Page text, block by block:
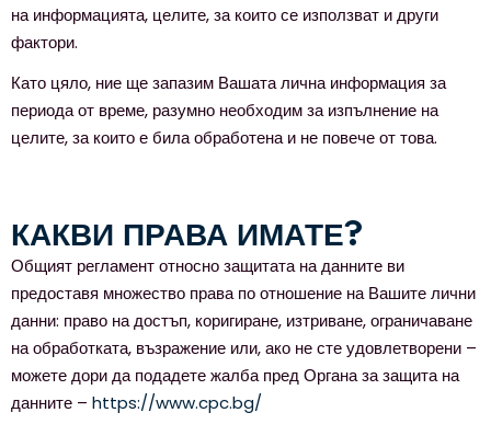
на информацията, целите, за които се използват и други
фактори.
Като цяло, ние ще запазим Вашата лична информация за
периода от време, разумно необходим за изпълнение на
целите, за които е била обработена и не повече от това.
КАКВИ ПРАВА ИМАТЕ?
Общият регламент относно защитата на данните ви
предоставя множество права по отношение на Вашите лични
данни: право на достъп, коригиране, изтриване, ограничаване
на обработката, възражение или, ако не сте удовлетворени –
можете дори да подадете жалба пред Органа за защита на
данните – https://www.cpc.bg/